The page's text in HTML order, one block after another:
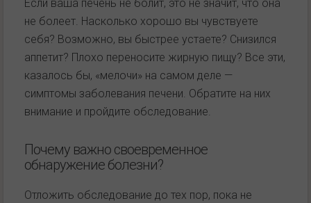
Если ваша печень не болит, это не значит, что она
не болеет. Насколько хорошо вы чувствуете
себя? Возможно, вы быстрее устаете? Снизился
аппетит? Плохо переносите жирную пищу? Все эти,
казалось бы, «мелочи» на самом деле —
симптомы заболевания печени. Обратите на них
внимание и пройдите обследование.
Почему важно своевременное
обнаружение болезни?
Отложить обследование до тех пор, пока не